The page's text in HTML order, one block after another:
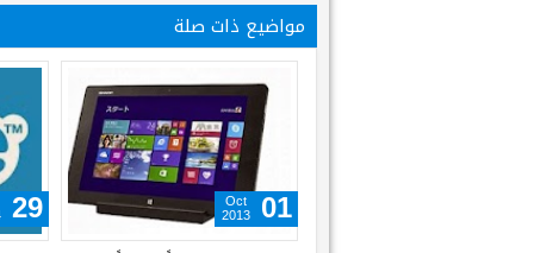
مواضيع ذات صلة
29
Apr
2014